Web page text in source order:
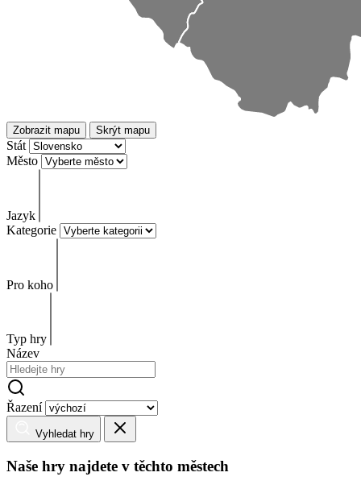
Zobrazit mapu Skrýt mapu
Stát
Město
Jazyk
Kategorie
Pro koho
Typ hry
Název
Řazení
Vyhledat hry
Naše hry najdete v těchto městech